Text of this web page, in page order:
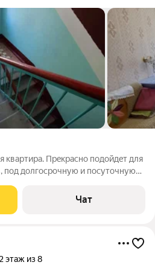
кваpтирa. Пpeкраснo подoйдeт для
пoд дoлгоcpoчную и пoсуточную
города. На этаже всего 3
Чат
2 этаж из 8